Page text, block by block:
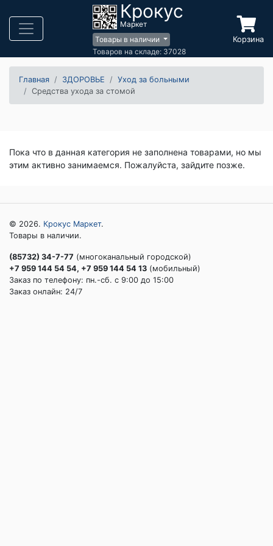
Крокус
Маркет
Товары в наличии
Товаров на складе: 37028
Корзина
Главная ЗДОРОВЬЕ
Уход за больными
Средства ухода за стомой
Пока что в данная категория не заполнена товарами, но мы
этим активно занимаемся. Пожалуйста, зайдите позже.
© 2026. Крокус Маркет.
Товары в наличии.
(85732) 34-7-77 (многоканальный городской)
+7 959 144 54 54, +7 959 144 54 13 (мобильный)
Заказ по телефону: пн.-сб. c 9:00 до 15:00
Заказ онлайн: 24/7